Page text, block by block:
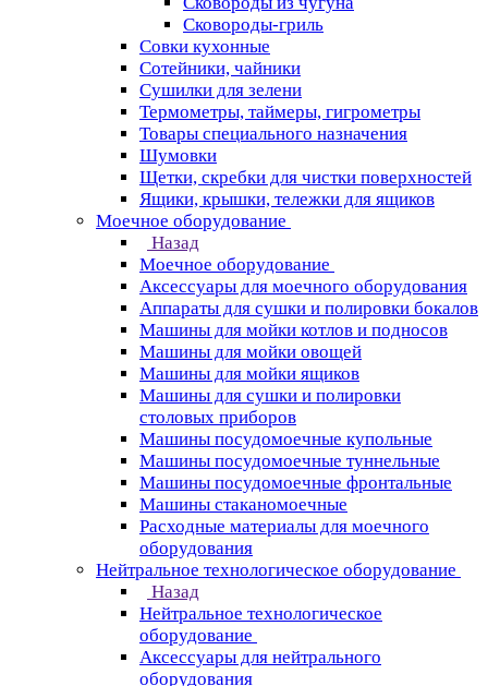
Сковороды-гриль
Совки кухонные
Сотейники, чайники
Сушилки для зелени
Термометры, таймеры, гигрометры
Товары специального назначения
Шумовки
Щетки, скребки для чистки поверхностей
Ящики, крышки, тележки для ящиков
Моечное оборудование
Назад
Моечное оборудование
Аксессуары для моечного оборудования
Аппараты для сушки и полировки бокалов
Машины для мойки котлов и подносов
Машины для мойки овощей
Машины для мойки ящиков
Машины для сушки и полировки
столовых приборов
Машины посудомоечные купольные
Машины посудомоечные туннельные
Машины посудомоечные фронтальные
Машины стаканомоечные
Расходные материалы для моечного
оборудования
Нейтральное технологическое оборудование
Назад
Нейтральное технологическое
оборудование
Аксессуары для нейтрального
оборудования